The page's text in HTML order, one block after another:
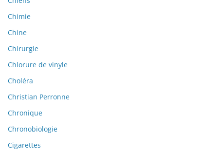
Chimie
Chine
Chirurgie
Chlorure de vinyle
Choléra
Christian Perronne
Chronique
Chronobiologie
Cigarettes